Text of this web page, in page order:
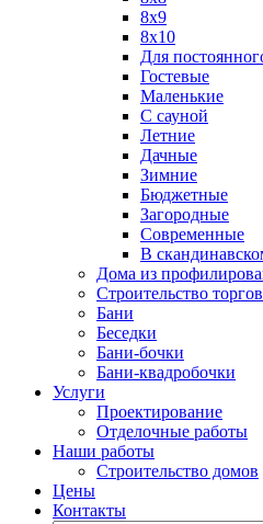
8х9
8х10
Для
Гостевые
Маленькие
С сауной
Летние
Дачные
Зимние
Бюджетные
Загородные
Современные
В
Дома из
Строительство
Бани
Беседки
Бани-бочки
Бани-квадробочки
Услуги
Проектирование
Отделочные работы
Наши работы
Строительство домов
Цены
Контакты